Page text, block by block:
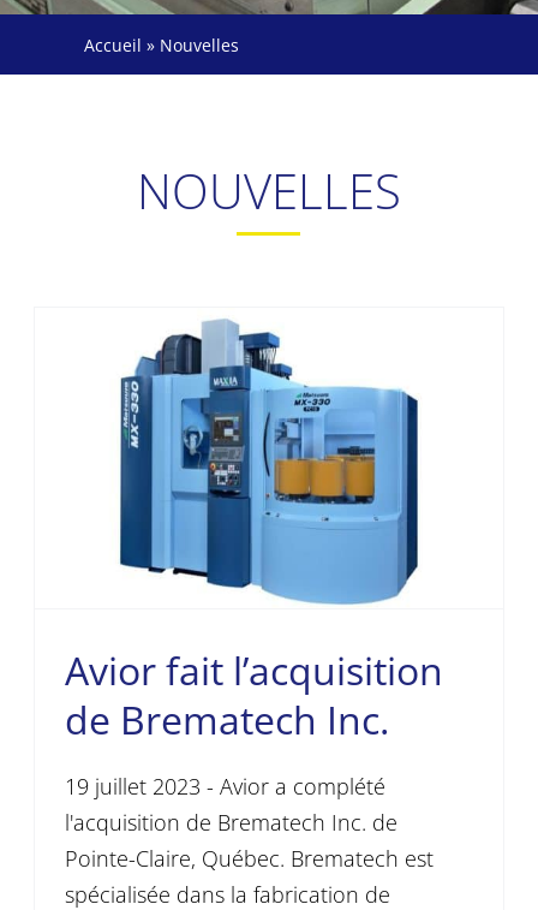
Accueil » Nouvelles
NOUVELLES
Avior fait l’acquisition
de Brematech Inc.
19 juillet 2023 - Avior a complété
l'acquisition de Brematech Inc. de
Pointe-Claire, Québec. Brematech est
spécialisée dans la fabrication de